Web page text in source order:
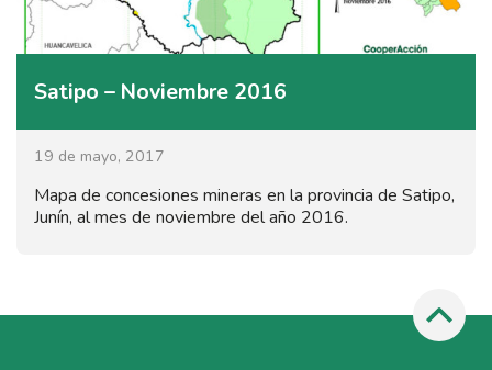
Satipo – Noviembre 2016
19 de mayo, 2017
Mapa de concesiones mineras en la provincia de Satipo,
Junín, al mes de noviembre del año 2016.